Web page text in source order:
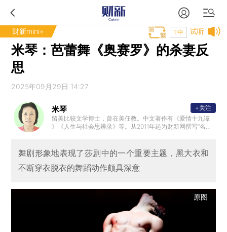
财新mini+ 试听
T中
米琴：芭蕾舞《奥赛罗》的杀妻反
思
2025年09月29日 14:27
米琴
留美比较文学博士，曾在美任教。中文著作有《爱情十九谭
》《人生与社会思辨录》等。从2011年起为财新网撰写“名著
+关注
舞剧形象地表现了莎剧中的一个重要主题，黑大衣和
不断穿衣脱衣的舞蹈动作颇具深意
原图